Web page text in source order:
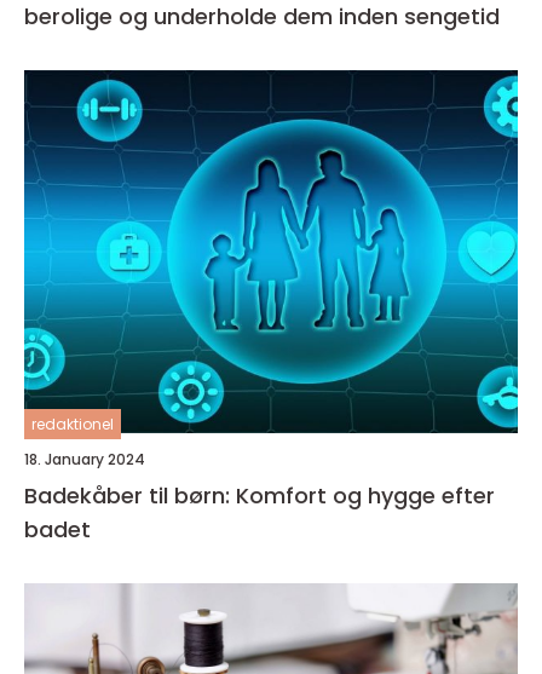
berolige og underholde dem inden sengetid
redaktionel
18. January 2024
Badekåber til børn: Komfort og hygge efter
badet